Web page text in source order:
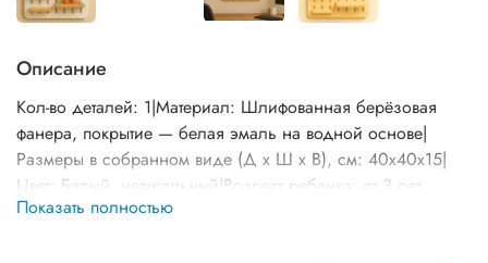
Описание
Кол-во деталей: 1|Материал: Шлифованная берёзовая
фанера, покрытие — белая эмаль на водной основе|
Размеры в собранном виде (Д х Ш х В), см: 40х40х15|
Цвет: Белый, натуральный|Возраст ребенка: от 3 лет
Показать полностью